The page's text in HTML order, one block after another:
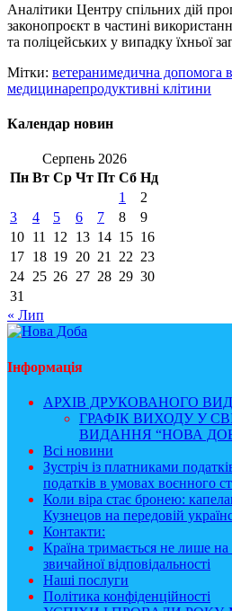
Аналітики Центру спільних дій
законопроєкт в частині
та поліцейських у випадку їхньої
Мітки: ветеранимедична допомога
медицинарепродуктивні клітини
Календар новин
Серпень 2026
Пн Вт Ср Чт Пт Сб Нд
1
2
3
4 5 6 7 8
9
10 11 12 13 14 15 16
17 18 19 20 21 22 23
24 25 26 27 28 29 30
31
« Лип
Інформація
АРХІВ ДРУКОВАНОГО
ГРАФІК ВИХОДУ У
ВИДАННЯ “НОВА
Всі новини
Зустріч із платниками
податків в умовах воєнного
Коли віра стає бронею:
Кузнецов на передовій
Контакти:
Країна тримається не лише
звичайної відповідальності
Наші послуги
Політика конфіденційності